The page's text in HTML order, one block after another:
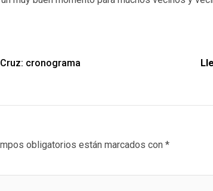
cronograma
obligatorios están marcados con *